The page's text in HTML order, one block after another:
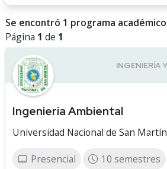
Se encontró 1 programa académico
Página 1 de 1
Ingeniería Ambiental
Universidad Nacional de San Martín
Presencial 10 semestres